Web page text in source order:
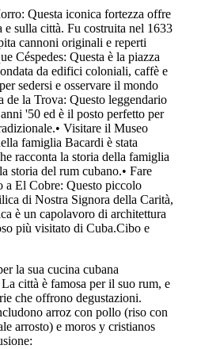
Questa iconica fortezza offre
e sulla città. Fu costruita nel 1633
cannoni originali e reperti
Céspedes: Questa è la piazza
da edifici coloniali, caffè e
sedersi e osservare il mondo
de la Trova: Questo leggendario
'50 ed è il posto perfetto per
Visitare il Museo
famiglia Bacardi è stata
racconta la storia della famiglia
storia del rum cubano.• Fare
a El Cobre: Questo piccolo
di Nostra Signora della Carità,
è un capolavoro di architettura
più visitato di Cuba.Cibo e
la sua cucina cubana
città è famosa per il suo rum, e
che offrono degustazioni.
arroz con pollo (riso con
arrosto) e moros y cristianos